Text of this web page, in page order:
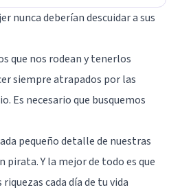
nunca deberían descuidar a sus
que nos rodean y tenerlos
siempre atrapados por las
Es necesario que busquemos
pequeño detalle de nuestras
pirata. Y la mejor de todo es que
cada día de tu vida